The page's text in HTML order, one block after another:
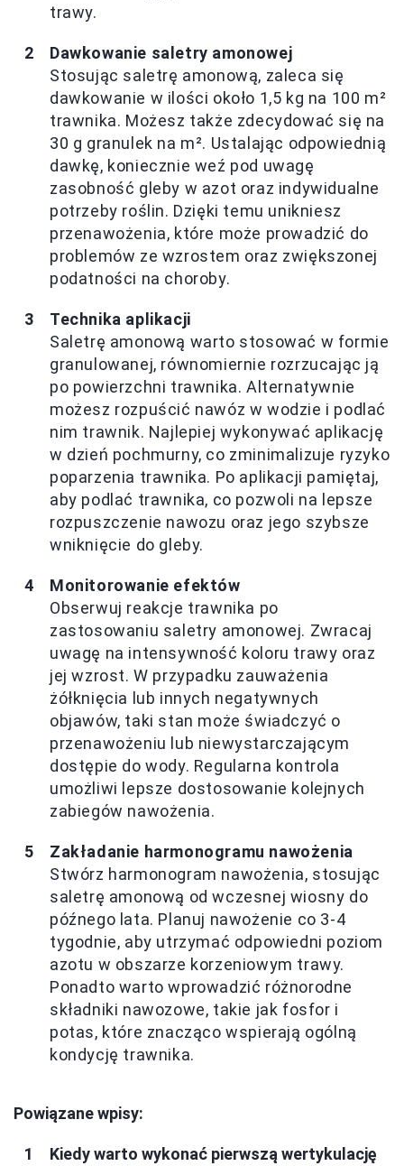
trawy.
Dawkowanie saletry amonowej
Stosując saletrę amonową, zaleca się
dawkowanie w ilości około 1,5 kg na 100 m²
trawnika. Możesz także zdecydować się na
30 g granulek na m². Ustalając odpowiednią
dawkę, koniecznie weź pod uwagę
zasobność gleby w azot oraz indywidualne
potrzeby roślin. Dzięki temu unikniesz
przenawożenia, które może prowadzić do
problemów ze wzrostem oraz zwiększonej
podatności na choroby.
Technika aplikacji
Saletrę amonową warto stosować w formie
granulowanej, równomiernie rozrzucając ją
po powierzchni trawnika. Alternatywnie
możesz rozpuścić nawóz w wodzie i podlać
nim trawnik. Najlepiej wykonywać aplikację
w dzień pochmurny, co zminimalizuje ryzyko
poparzenia trawnika. Po aplikacji pamiętaj,
aby podlać trawnika, co pozwoli na lepsze
rozpuszczenie nawozu oraz jego szybsze
wniknięcie do gleby.
Monitorowanie efektów
Obserwuj reakcje trawnika po
zastosowaniu saletry amonowej. Zwracaj
uwagę na intensywność koloru trawy oraz
jej wzrost. W przypadku zauważenia
żółknięcia lub innych negatywnych
objawów, taki stan może świadczyć o
przenawożeniu lub niewystarczającym
dostępie do wody. Regularna kontrola
umożliwi lepsze dostosowanie kolejnych
zabiegów nawożenia.
Zakładanie harmonogramu nawożenia
Stwórz harmonogram nawożenia, stosując
saletrę amonową od wczesnej wiosny do
późnego lata. Planuj nawożenie co 3-4
tygodnie, aby utrzymać odpowiedni poziom
azotu w obszarze korzeniowym trawy.
Ponadto warto wprowadzić różnorodne
składniki nawozowe, takie jak fosfor i
potas, które znacząco wspierają ogólną
kondycję trawnika.
Powiązane wpisy:
Kiedy warto wykonać pierwszą wertykulację